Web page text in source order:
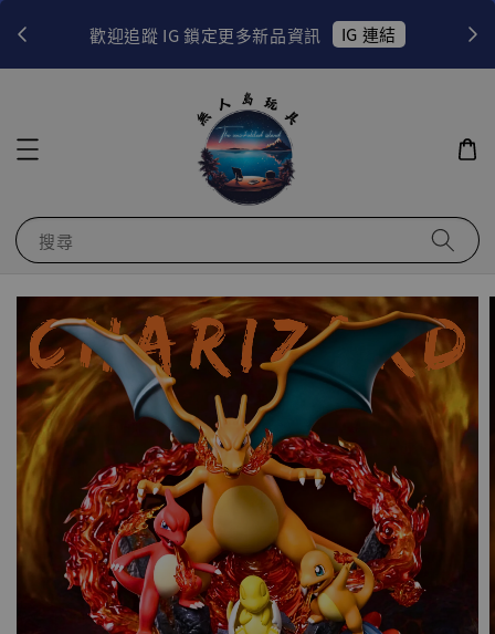
歡迎追蹤 IG 鎖定更多新品資訊 IG 連結
搜尋